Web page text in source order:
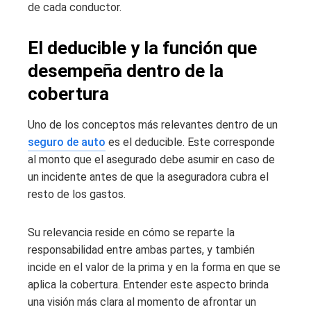
de cada conductor.
El deducible y la función que
desempeña dentro de la
cobertura
Uno de los conceptos más relevantes dentro de un
seguro de auto es el deducible. Este corresponde
al monto que el asegurado debe asumir en caso de
un incidente antes de que la aseguradora cubra el
resto de los gastos.
Su relevancia reside en cómo se reparte la
responsabilidad entre ambas partes, y también
incide en el valor de la prima y en la forma en que se
aplica la cobertura. Entender este aspecto brinda
una visión más clara al momento de afrontar un